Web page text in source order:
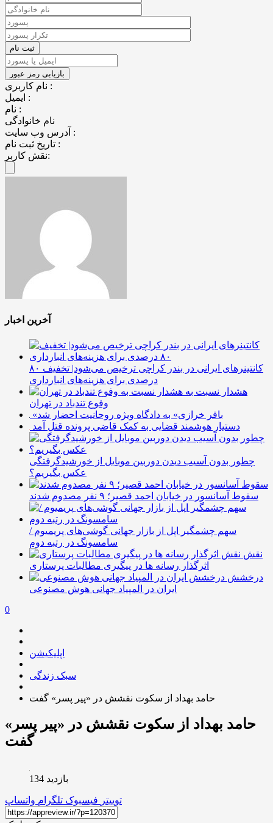
نام کاربری :
ایمیل :
نام :
نام خانوادگی
آدرس وب سایت :
تاریخ ثبت نام :
نقش کاربر:
آخرین اخبار
کانتینرهای ایرانی در بندر کراچی ترخیص می‌شود| تخفیف ۸۰
درصدی برای هزینه‌های انبارداری
هشدار نسبت به
وفوع تندباد در تهران
«باقر خرازی» به دادگاه ویژه روحانیت احضار شد
دستیار هوشمند قضایی به کمک قاضی پرونده قتل آمد
چطور بدون آسیب دیدن دوربین موبایل از خورشیدگرفتگی
عکس بگیریم؟
سقوط آسانسور در خیابان احمد قصیر؛ ۹ نفر مصدوم شدند
سهم چشمگیر اپل از بازار جهانی گوشی‌های پریمیوم /
سامسونگ در رتبه دوم
نقش
اثرگذار رسانه ها در پیگیری مطالبات پرستاری
درخشش
ایران در المپیاد جهانی هوش مصنوعی
0
اپلیکیشن
سبک زندگی
حامد بهداد از سکوت نقشش در «پیر پسر» گفت
حامد بهداد از سکوت نقشش در «پیر پسر»
گفت
بازدید 134
توییتر فیسبوک تلگرام واتساپ